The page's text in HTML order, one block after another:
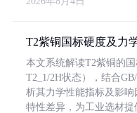
T2紫铜国标硬度及力
本文系统解读T2紫铜的
T2_1/2H状态），结合
析其力学性能指标及影
特性差异，为工业选材提